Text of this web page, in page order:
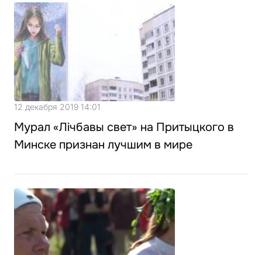
12 декабря 2019 14:01
Мурал «Лiчбавы свет» на Притыцкого в
Минске признан лучшим в мире